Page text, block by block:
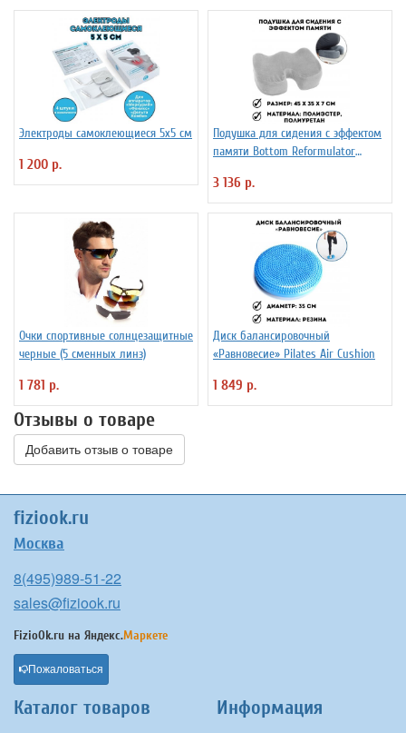
Электроды самоклеющиеся 5х5 см
1 200 р.
Подушка для сидения с эффектом
памяти Bottom Reformulator
3 136 р.
Очки спортивные солнцезащитные
черные (5 сменных линз)
1 781 р.
Диск балансировочный
«Равновесие» Pilates Air Cushion
1 849 р.
Отзывы о товаре
Добавить отзыв о товаре
fiziook.ru
Москва
8(495)989-51-22
sales@fiziook.ru
FizioOk.ru на Яндекс.Маркете
Пожаловаться
Каталог товаров Информация